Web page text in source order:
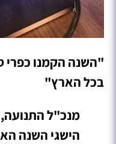
"השנה הקמנו כפרי
בכל הארץ"
מנכ"ל
הישגי השנה